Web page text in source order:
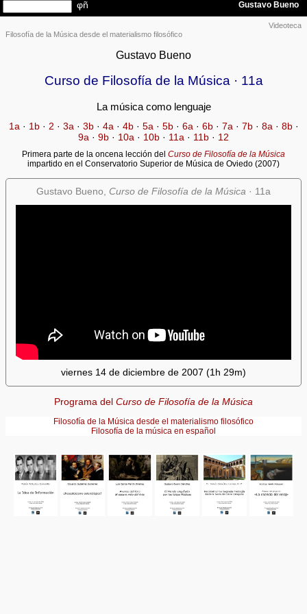
Videoteca
Filosofía de la Música desde el materialismo filosófico
Gustavo Bueno
Curso de Filosofía de la Música · 11a
La música como lenguaje
1a · 1b· 2 · 3a · 3b· 4a · 4b· 5a · 5b· 6a · 6b· 7a · 7b· 8a · 8b·
9a · 9b · 10a · 10b · 11a · 11b · 12
Primera parte de la oncena lección del Curso de Filosofía de la Música
impartido en el Conservatorio Superior de Música de Oviedo (2007)
Gustavo Bueno, Curso de Filosofía de la Música · 11a
viernes 14 de diciembre de 2007 (1h 29m)
Programa del Curso de Filosofía de la Música
Filosofía de la Música desde el materialismo filosófico
Filosofía de la música en español